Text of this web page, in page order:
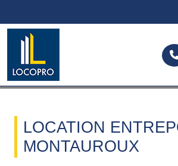
LOCATION
MONTAUROUX